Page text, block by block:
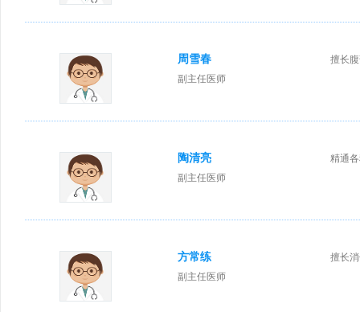
周雪春
副主任医师
擅长
陶清亮
副主任医师
精通
方常练
副主任医师
擅长